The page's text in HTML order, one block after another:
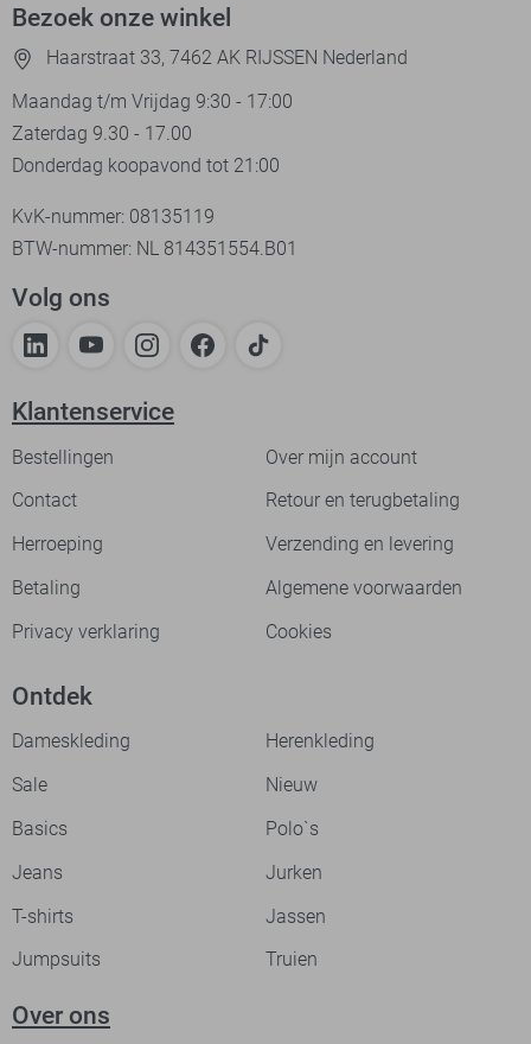
Bezoek onze winkel
Haarstraat 33, 7462 AK RIJSSEN Nederland
Maandag t/m Vrijdag 9:30 - 17:00
Zaterdag 9.30 - 17.00
Donderdag koopavond tot 21:00
KvK-nummer: 08135119
BTW-nummer: NL 814351554.B01
Volg ons
Klantenservice
Bestellingen
Over mijn account
Contact
Retour en terugbetaling
Herroeping
Verzending en levering
Betaling
Algemene voorwaarden
Privacy verklaring
Cookies
Ontdek
Dameskleding
Herenkleding
Sale
Nieuw
Basics
Polo`s
Jeans
Jurken
T-shirts
Jassen
Jumpsuits
Truien
Over ons